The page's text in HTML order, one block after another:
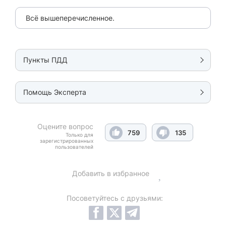
Всё вышеперечисленное.
Пункты ПДД
Помощь Эксперта
Оцените вопрос
Только для
зарегистрированных
пользователей
759 135
Добавить в избранное
Посоветуйтесь с друзьями: